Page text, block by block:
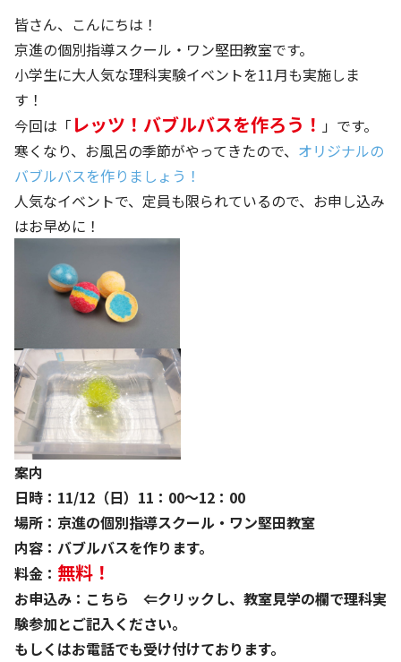
皆さん、こんにちは！
京進の個別指導スクール・ワン堅田教室です。
小学生に大人気な理科実験イベントを11月も実施しま
す！
今回は「 レッツ！バブルバスを作ろう！ 」です。
寒くなり、お風呂の季節がやってきたので、 オリジナルの
バブルバスを作りましょう！
人気なイベントで、定員も限られているので、お申し込み
はお早めに！
案内
日時：11/12（日）11：00～12：00
場所：京進の個別指導スクール・ワン堅田教室
内容：バブルバスを作ります。
料金： 無料！
お申込み： こちら ⇐クリックし、教室見学の欄で理科実
験参加とご記入ください。
もしくはお電話でも受け付けております。